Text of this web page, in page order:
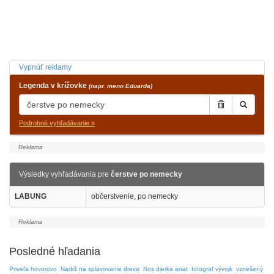
Vypnúť reklamy
Legenda v krížovke (napr. meno Eduarda)
Podrobné vyhľadávanie »
Výsledky vyhľadávania pre čerstve po nemecky
LABUNG občerstvenie, po nemecky
Posledné hľadania
Priveľa hovorovo Nadrž na splavovanie dreva Nos dierka anat fotograf vývojk vznešený